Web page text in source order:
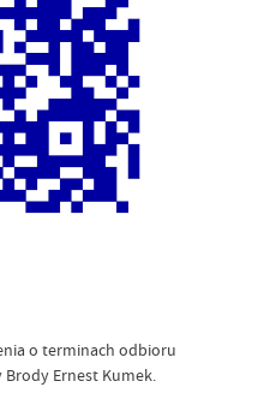
o terminach odbioru
Ernest Kumek.